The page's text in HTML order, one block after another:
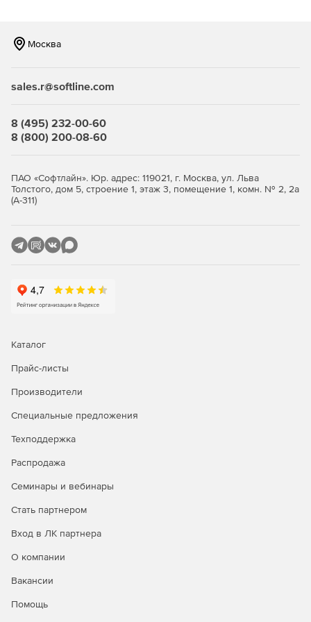
Адресная книга компании, интегрированная с CRM.
социальные сети.
Все это и многое другое — возможности, которые
могут применять пользователи цифровых визиток.
сотрудников 14970р/год. Существует возможность
подключения большего числа сотрудников по запросу.
Москва
sales.r@softline.com
8 (495) 232-00-60
8 (800) 200-08-60
ПАО «Софтлайн». Юр. адрес: 119021, г. Москва, ул. Льва
Толстого, дом 5, строение 1, этаж 3, помещение 1, комн. № 2, 2а
(А-311)
Каталог
Прайс-листы
Производители
Специальные предложения
Техподдержка
Распродажа
Семинары и вебинары
Стать партнером
Вход в ЛК партнера
О компании
Вакансии
Помощь